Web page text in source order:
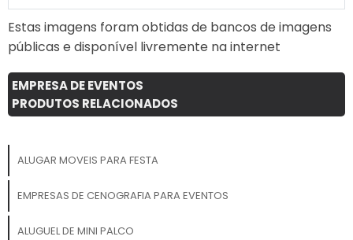
exposições e festivais, onde
a visibilidade e o impacto
visual são essenciais. ✔
Instalação: Leves e
compactos, os painéis
infláveis são fáceis de
flexibilidade para serem
de evento e em diversas
Estas imagens foram obtidas de bancos de imagens
públicas e disponível livremente na internet
EMPRESA DE EVENTOS
PRODUTOS RELACIONADOS
ALUGAR MOVEIS PARA FESTA
EMPRESAS DE CENOGRAFIA PARA EVENTOS
ALUGUEL DE MINI PALCO